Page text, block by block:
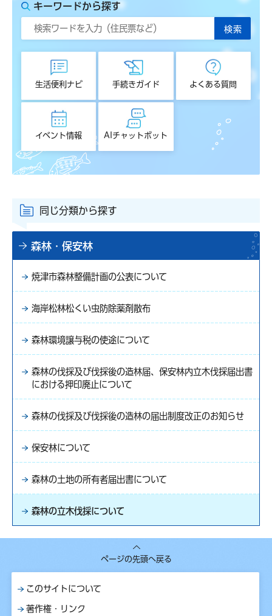
キーワードから探す
生活便利ナビ 手続きガイド よくある質問
イベント情報 AIチャットボット
同じ分類から探す
森林・保安林
焼津市森林整備計画の公表について
海岸松林松くい虫防除薬剤散布
森林環境譲与税の使途について
森林の伐採及び伐採後の造林届、保安林内立木伐採届出書
における押印廃止について
森林の伐採及び伐採後の造林の届出制度改正のお知らせ
保安林について
森林の土地の所有者届出書について
森林の立木伐採について
ページの先頭へ戻る
このサイトについて
著作権・リンク